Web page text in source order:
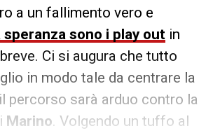
a un fallimento vero e
speranza sono i play outin
Ci si augura che tutto
in modo tale da centrare la
percorso sarà arduo contro la
Marino. Volgendo un tuffo al